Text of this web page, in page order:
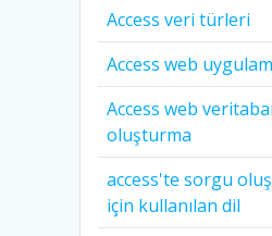
Access veri türleri
Access web
Access web
oluşturma
access'te sorgu
için kullanılan dil